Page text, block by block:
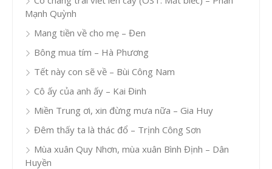
Mạnh Quỳnh
Mang tiền về cho mẹ – Đen
Bông mua tím – Hà Phương
Tết này con sẽ về – Bùi Công Nam
Cô ấy của anh ấy – Kai Đinh
Miền Trung ơi, xin đừng mưa nữa – Gia Huy
Đêm thấy ta là thác đổ – Trịnh Công Sơn
Mùa xuân Quy Nhơn, mùa xuân Bình Định – Dân
Huyền